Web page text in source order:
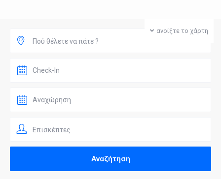
ανοίξτε το χάρτη
Πού θέλετε να πάτε ?
Επισκέπτες